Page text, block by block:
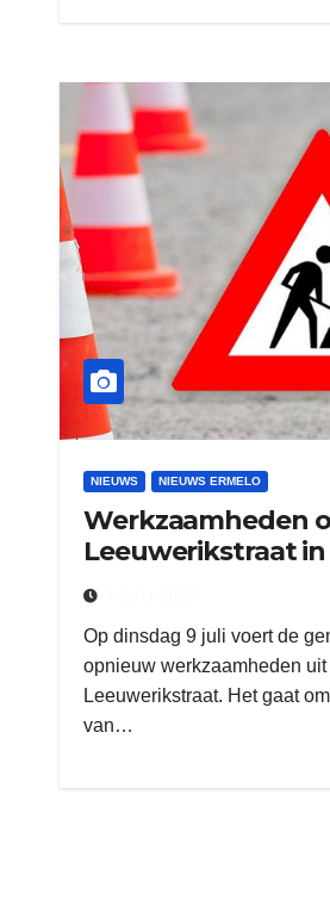
NIEUWS NIEUWS ERMELO
Werkzaamheden
Leeuwerikstraat
Op dinsdag 9 juli voert de
opnieuw werkzaamheden
Leeuwerikstraat. Het gaat
van…